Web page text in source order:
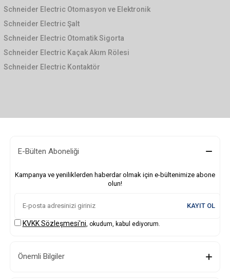
Schneider Electric Otomasyon ve Elektronik
Schneider Electric Şalt
Schneider Electric Otomatik Sigorta
Schneider Electric Kaçak Akım Rölesi
Schneider Electric Kontaktör
E-Bülten Aboneliği
Kampanya ve yeniliklerden haberdar olmak için e-bültenimize abone
olun!
KAYIT OL
KVKK Sözleşmesi'ni , okudum, kabul ediyorum.
Önemli Bilgiler